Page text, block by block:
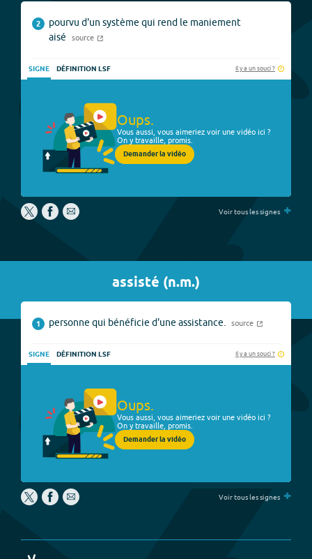
2
pourvu d'un système qui rend le maniement
aisé
source
SIGNE DÉFINITION LSF Il y a un souci ?
Oups.
Vous aussi, vous aimeriez voir une vidéo ici ?
On y travaille, promis.
Demander la vidéo
Voir tous les signes +
assisté (n.m.)
1 personne qui bénéficie d'une assistance. source
SIGNE DÉFINITION LSF Il y a un souci ?
Oups.
Vous aussi, vous aimeriez voir une vidéo ici ?
On y travaille, promis.
Demander la vidéo
Voir tous les signes +